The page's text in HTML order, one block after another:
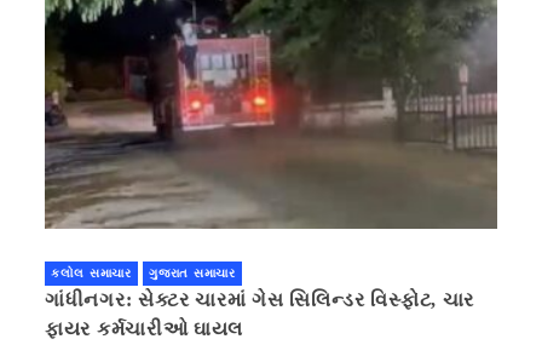
કલોલ સમાચાર ગુજરાત સમાચાર
ગાંધીનગર: સેક્ટર ચારમાં ગેસ સિલિન્ડર વિસ્ફોટ, ચાર
ફાયર કર્મચારીઓ ઘાયલ